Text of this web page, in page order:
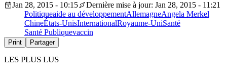
Jan 28, 2015 - 10:15
Dernière mise à jour: Jan 28, 2015 - 11:21
Politiqueaide au développementAllemagneAngela Merkel
ChineÉtats-UnisInternationalRoyaume-UniSanté
Santé Publiquevaccin
Print Partager
LES PLUS LUS